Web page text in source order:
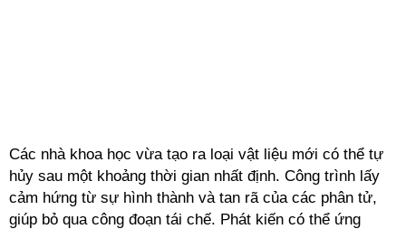
Các nhà khoa học vừa tạo ra loại vật liệu mới có thể tự
hủy sau một khoảng thời gian nhất định. Công trình lấy
cảm hứng từ sự hình thành và tan rã của các phân tử,
giúp bỏ qua công đoạn tái chế. Phát kiến có thể ứng